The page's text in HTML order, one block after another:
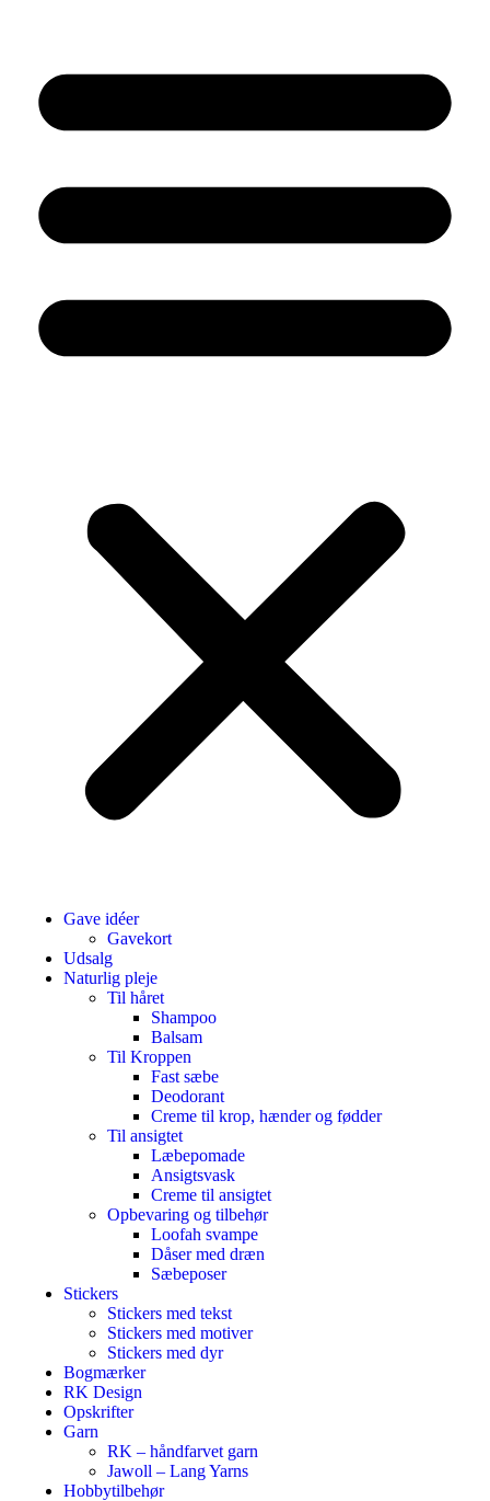
Gave idéer
Gavekort
Udsalg
Naturlig pleje
Til håret
Shampoo
Balsam
Til Kroppen
Fast sæbe
Deodorant
Creme til krop, hænder og fødder
Til ansigtet
Læbepomade
Ansigtsvask
Creme til ansigtet
Opbevaring og tilbehør
Loofah svampe
Dåser med dræn
Sæbeposer
Stickers
Stickers med tekst
Stickers med motiver
Stickers med dyr
Bogmærker
RK Design
Opskrifter
Garn
RK – håndfarvet garn
Jawoll – Lang Yarns
Hobbytilbehør